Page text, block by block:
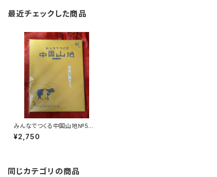
最近チェックした商品
みんなでつくる中国山地№5 2
024 移動が次の幸せをつく
る！ 中国山地編集舎
¥2,750
同じカテゴリの商品